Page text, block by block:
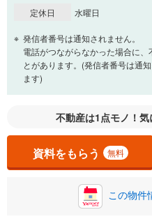
定休日
水曜日
発信者番号は通知されません。
電話がつながらなかった場合に
とがあります。(発信者番号は通
ます)
不動産は1点モノ！気
資料をもらう 無料
この物件